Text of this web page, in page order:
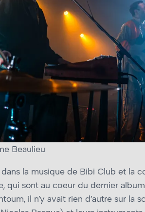
Beaulieu
la musique de Bibi Club et la
qui sont au cœur du dernier
il n’y avait rien d’autre sur la